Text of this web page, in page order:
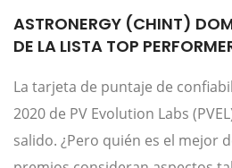
ASTRONERGY (CHINT)
DE LA LISTA TOP
La tarjeta de puntaje de
2020 de PV Evolution Labs
salido. ¿Pero quién es el mejor